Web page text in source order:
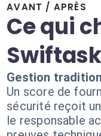
AVANT / APRÈS
Ce qui
Swiftask
Gestion
Un score de
sécurité reçoit
le responsable